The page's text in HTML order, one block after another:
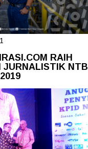
RAIH
JURNALISTIK NTB